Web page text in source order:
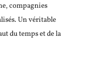
compagnies
Un véritable
du temps et de la